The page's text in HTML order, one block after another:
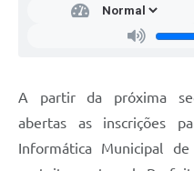
A partir da próxima
abertas as inscrições
Informática Municipal